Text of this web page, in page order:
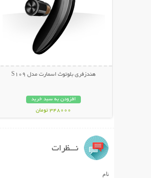
هندزفری بلوتوث اسمارت مدل S109
افزودن به سبد خرید
348000 تومان
نـــظرات
نام